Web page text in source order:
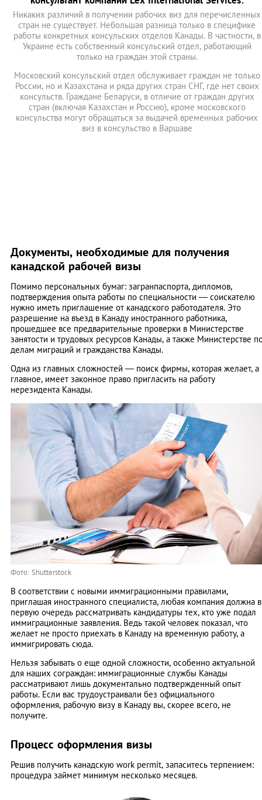
Никаких различий в получении рабочих виз для перечисленных
стран не существует. Небольшая разница только в специфике
работы конкретных консульских отделов Канады. В частности, в
Украине есть собственный консульский отдел, работающий
только на граждан этой страны.
Московский консульский отдел обслуживает граждан не только
России, но и Казахстана и ряда других стран СНГ, где нет своих
консульств. Граждане Беларуси, в отличие от граждан других
стран (включая Казахстан и Россию), кроме московского
консульства могут обращаться за выдачей временных рабочих
виз в консульство в Варшаве
Документы, необходимые для получения
канадской рабочей визы
Помимо персональных бумаг: загранпаспорта, дипломов,
подтверждения опыта работы по специальности — соискателю
нужно иметь приглашение от канадского работодателя. Это
разрешение на въезд в Канаду иностранного работника,
прошедшее все предварительные проверки в Министерстве
занятости и трудовых ресурсов Канады, а также Министерстве
делам миграций и гражданства Канады.
Одна из главных сложностей ― поиск фирмы, которая желает, а
главное, имеет законное право пригласить на работу
нерезидента Канады.
Фото: Shutterstock
В соответствии с новыми иммиграционными правилами,
приглашая иностранного специалиста, любая компания должна в
первую очередь рассматривать кандидатуры тех, кто уже подал
иммиграционные заявления. Ведь такой человек показал, что
желает не просто приехать в Канаду на временную работу, а
иммигрировать сюда.
Нельзя забывать о еще одной сложности, особенно актуальной
для наших сограждан: иммиграционные службы Канады
рассматривают лишь документально подтвержденный опыт
работы. Если вас трудоустраивали без официального
оформления, рабочую визу в Канаду вы, скорее всего, не
получите.
Процесс оформления визы
Решив получить канадскую work permit, запаситесь терпением:
процедура займет минимум несколько месяцев.